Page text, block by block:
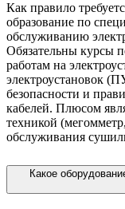
Как правило
образование по
обслуживанию
Обязательны курсы
работам на
электроустановок
безопасности и
кабелей. Плюсом
техникой
обслуживания
Какое